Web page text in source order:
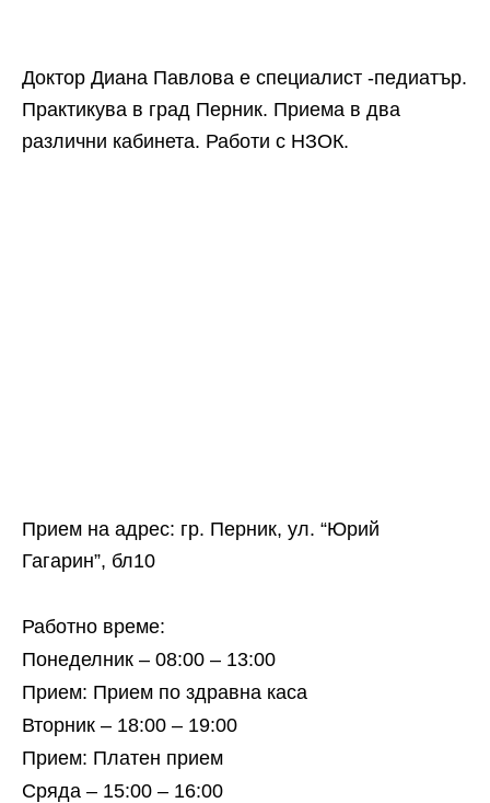
Доктор Диана Павлова е специалист -педиатър.
Практикува в град Перник. Приема в два
различни кабинета. Работи с НЗОК.
Прием на адрес: гр. Перник, ул. “Юрий
Гагарин”, бл10
Работно време:
Понеделник – 08:00 – 13:00
Прием: Прием по здравна каса
Вторник – 18:00 – 19:00
Прием: Платен прием
Сряда – 15:00 – 16:00